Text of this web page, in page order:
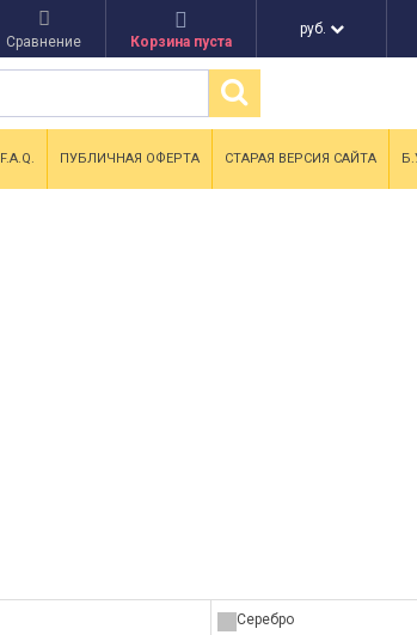
Сравнение Корзина пуста
руб.
F.A.Q. ПУБЛИЧНАЯ ОФЕРТА СТАРАЯ ВЕРСИЯ САЙТА
Серебро